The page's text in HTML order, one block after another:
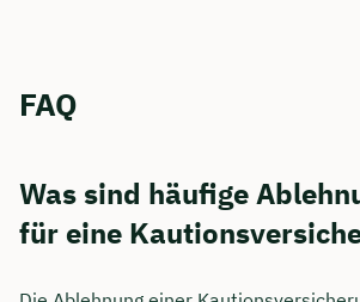
FAQ
Was sind häufige
für eine